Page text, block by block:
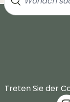
Treten Sie der